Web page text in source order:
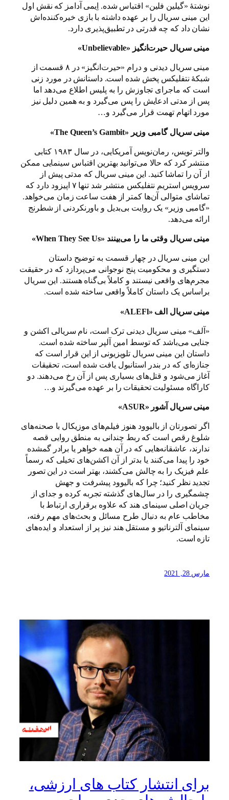
نوشتهٔ «گیلین فلین» اقتباس شده. اِیمی آدامز که نقش اول
این مینی سریال را بر عهده داشته با بازی خیره‌کننده‌اش
نشان داد که چه قدرتی در تطبیق‌پذیری دارد.
مینی سریال حیرت‌انگیز «Unbelievable»
مینی سریال دیدنی و درام «حیرت‌انگیز» در ۸ قسمت از
شبکهٔ نتفلیکس پخش شده است. داستانش در مورد زنی
است که ماجرای تجاوزش را به پلیس اطلاع می‌دهد اما
پس از مدتی ادعایش را پس می‌گیرد و به همین دلیل نیز
مورد اتهام تهمت قرار می‌گیرد و…
مینی سریال گامبی وزیر «The Queen’s Gambit»
والتر تویس، رمان‌نویس آمریکایی، در سال ۱۹۸۳ کتابی
منتشر کرد که حالا می‌توانید بهترین اقتباس سینمایی ممکن
از آن را تماشا کنید. این مینی سریال که مدتی پیش از
سرویس استریم نتفلیکس منتشر شد تنها ۷ اپیزود دارد که
تماشای متوالی آن‌ها کمتر از هفت ساعت زمان می‌خواهد.
«گامبی وزیر» یک روایت بی‌بدیل و باورنکردنی از شطرنج
ارائه می‌دهد.
مینی سریال وقتی ما را می‌بینند «When They See Us»
این مینی سریال در چهار قسمت به توضیح داستان
دستگیری و محکومیت پنج نوجوانی می‌پردازد که در حقیقت
مجرم‌های واقعی نیستند و کاملاً بی‌گناه هستند. این سریال
براساس یک داستان کاملاً واقعی ساخته شده است.
مینی سریال الف «ALEFl»
«آلف» مینی سریال دیدنی ترک است، نام سریالی اکشن و
جنایی می‌باشد که توسط امین آلپر ساخته شده است.
داستان این مینی سریال تلویزیونی از این قرار است که
جنازه‌ای که در بندر استانبول یافت شده است، تحقیقات
آغاز می‌شود و قتل‌های بسیاری پس از آن رخ می‌دهند. دو
کاراگاه مسئولیت تحقیقات را بر عهده می‌گیرند و…
مینی سریال آشور «ASUR»
اگر تصورتان از بالیوود هنوز فیلم‌های موزیکال با صحنه‌های
شلوغ رقص است که ربط چندانی به منطق روایی قصه
ندارند، عاشقانه‌هایی که در آن همه خواهر یا برادر گمشده
خود را پیدا می‌کنند یا بدتر از آن اکشن‌های تخیلی که رسماً
علم فیزیک را به چالش می‌کشند، بهتر است در این تصور
تجدید نظر کنید؛ چرا که بالیوود پیشرفت و جهش
چشمگیری را در سال‌های گذشته تجربه کرده و جدای از
جریان اصلی سینمای هند که علاوه برقراری ارتباط با
مخاطب عام به دنبال طرح مسائل و بحث‌های مهم رفته،
سینمای آلترناتیو و مستقل هند نیز پر از استعداد و ایده‌های
تازه است.
مارس 28, 2021
برای انتشار کتاب های ارزشی،